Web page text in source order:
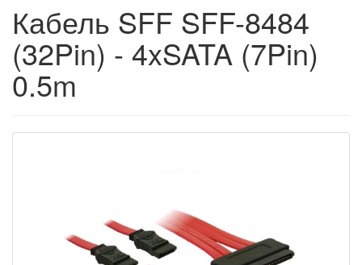
Кабель SFF SFF-8484
(32Pin) - 4xSATA (7Pin)
0.5m